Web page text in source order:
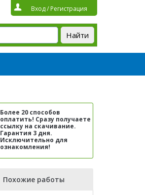
Вход/ Регистрация
Более 20 способов
оплатить! Сразу получаете
ссылку на скачивание.
Гарантия 3 дня.
Исключительно для
ознакомления!
Похожие работы